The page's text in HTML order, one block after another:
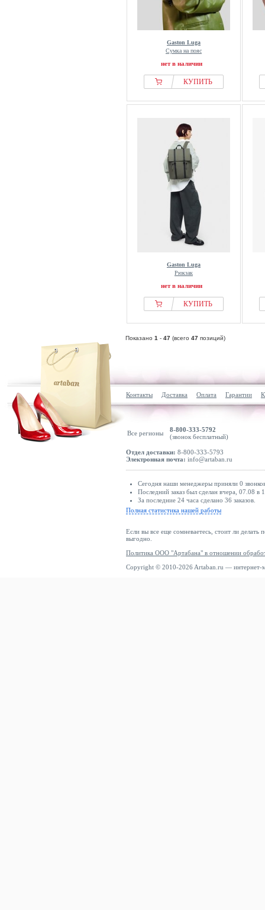
Gaston Luga
Сумка на пояс
нет в наличии
КУПИТЬ
Gaston Luga
Рюкзак
нет в наличии
КУПИТЬ
Показано 1 - 47 (всего 47 позиций)
Контакты Доставка Оплата Гарантии
Все регионы
8-800-333-5792
(звонок бесплатный)
Отдел доставки: 8-800-333-5793
Электронная почта: info@artaban.ru
Сегодня наши менеджеры приняли 0
Последний заказ был сделан вчера, 07.08
За последние 24 часа сделано 36 заказов.
Полная статистика нашей работы
Если вы все еще сомневаетесь, стоит ли делать
выгодно.
Политика ООО "Артабана" в отношении
Copyright © 2010-2026 Artaban.ru — интернет-